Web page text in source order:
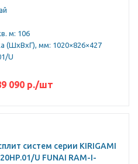
м: 106
(ШхВхГ), мм: 1020×826×427
U
090 р./шт
систем серии KIRIGAMI
U FUNAI RAM-I-